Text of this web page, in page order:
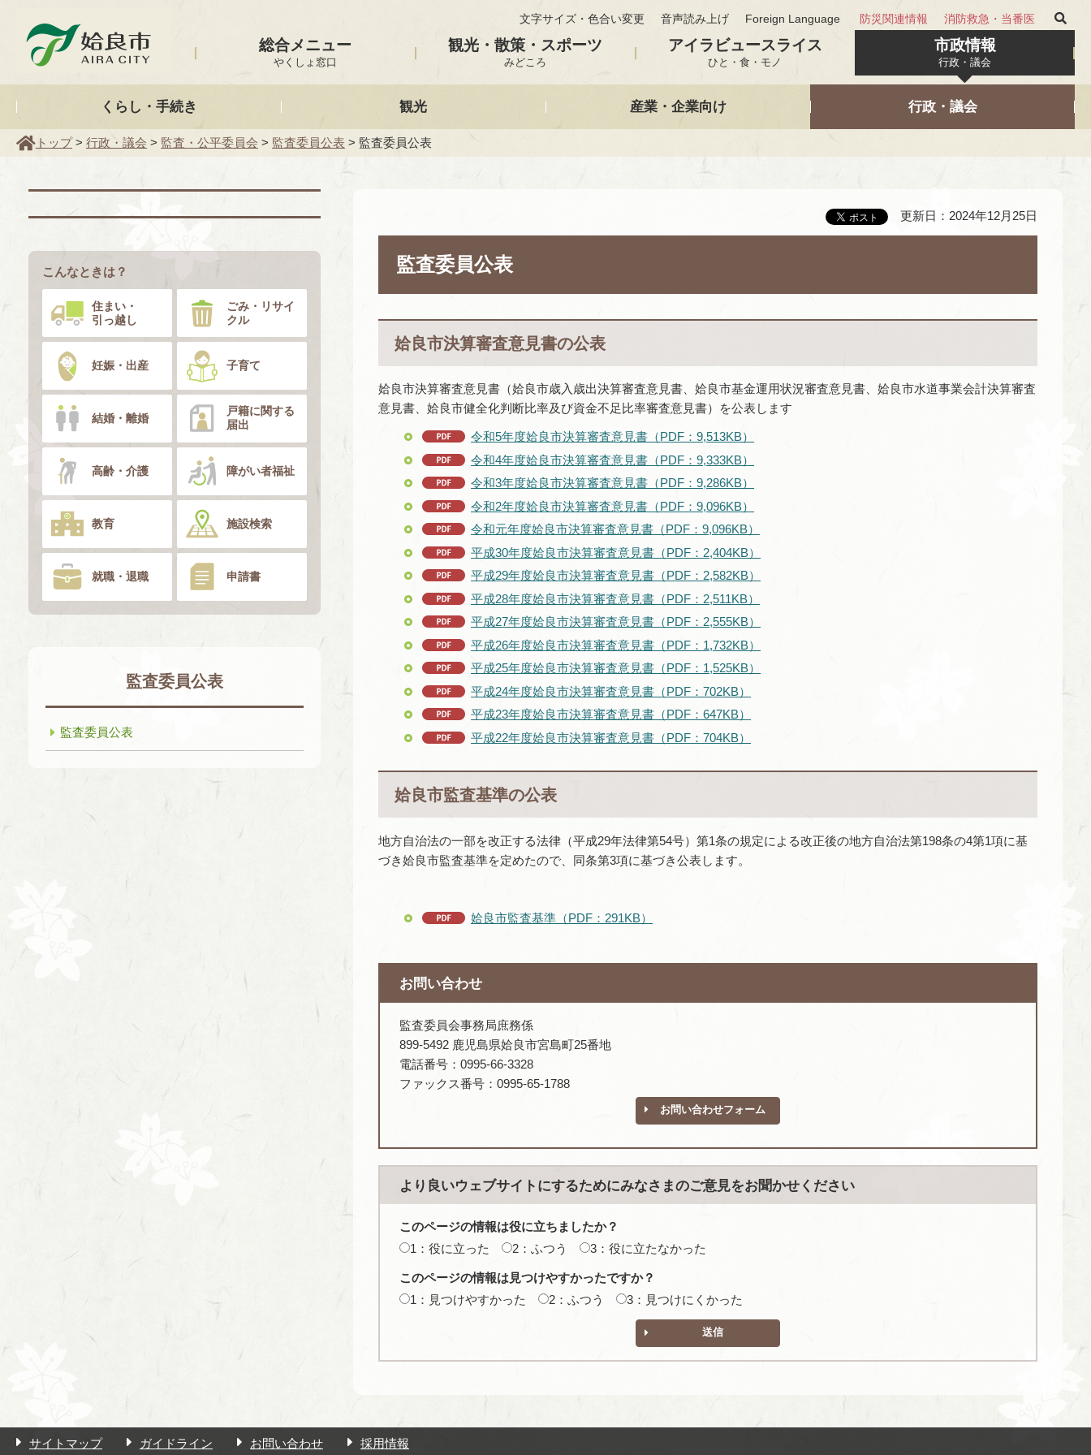
文字サイズ・色合い変更 音声読み上げ Foreign Language 防災関連情報 消防救急・当番医
総合メニュー
やくしょ窓口
観光・散策・スポーツ
みどころ
アイラビュースライス
ひと・食・モノ
市政情報
行政・議会
くらし・手続き 観光 産業・企業向け 行政・議会
トップ> 行政・議会 > 監査・公平委員会 > 監査委員公表 > 監査委員公表
こんなときは？
住まい・
引っ越し
ごみ・リサイ
クル
妊娠・出産 子育て
結婚・離婚
戸籍に関する
届出
高齢・介護 障がい者福祉
教育 施設検索
就職・退職 申請書
監査委員公表
監査委員公表
更新日：2024年12月25日
監査委員公表
姶良市決算審査意見書の公表
姶良市決算審査意見書（姶良市歳入歳出決算審査意見書、姶良市基金運用状況審査意見書、姶良市水道事業会計決算審査
意見書、姶良市健全化判断比率及び資金不足比率審査意見書）を公表します
令和5年度姶良市決算審査意見書（PDF：9,513KB）
令和4年度姶良市決算審査意見書（PDF：9,333KB）
令和3年度姶良市決算審査意見書（PDF：9,286KB）
令和2年度姶良市決算審査意見書（PDF：9,096KB）
令和元年度姶良市決算審査意見書（PDF：9,096KB）
平成30年度姶良市決算審査意見書（PDF：2,404KB）
平成29年度姶良市決算審査意見書（PDF：2,582KB）
平成28年度姶良市決算審査意見書（PDF：2,511KB）
平成27年度姶良市決算審査意見書（PDF：2,555KB）
平成26年度姶良市決算審査意見書（PDF：1,732KB）
平成25年度姶良市決算審査意見書（PDF：1,525KB）
平成24年度姶良市決算審査意見書（PDF：702KB）
平成23年度姶良市決算審査意見書（PDF：647KB）
平成22年度姶良市決算審査意見書（PDF：704KB）
姶良市監査基準の公表
地方自治法の一部を改正する法律（平成29年法律第54号）第1条の規定による改正後の地方自治法第198条の4第1項に基
づき姶良市監査基準を定めたので、同条第3項に基づき公表します。
姶良市監査基準（PDF：291KB）
お問い合わせ
監査委員会事務局庶務係
899-5492 鹿児島県姶良市宮島町25番地
電話番号：0995-66-3328
ファックス番号：0995-65-1788
お問い合わせフォーム
より良いウェブサイトにするためにみなさまのご意見をお聞かせください
このページの情報は役に立ちましたか？
1：役に立った
2：ふつう 3：役に立たなかった
このページの情報は見つけやすかったですか？
1：見つけやすかった
2：ふつう 3：見つけにくかった
送信
サイトマップ ガイドライン お問い合わせ 採用情報